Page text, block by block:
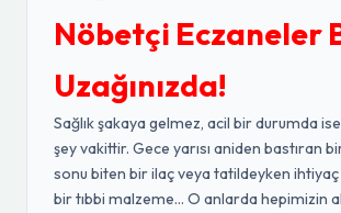
Nöbetçi Eczaneler
Uzağınızda!
Sağlık şakaya gelmez, acil bir durumda
şey vakittir. Gece yarısı aniden bastıran
sonu biten bir ilaç veya tatildeyken ihtiyaç
bir tıbbi malzeme... O anlarda hepimizin